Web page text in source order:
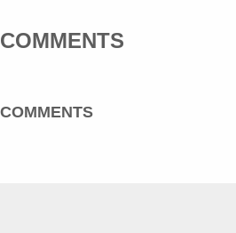
COMMENTS
COMMENTS